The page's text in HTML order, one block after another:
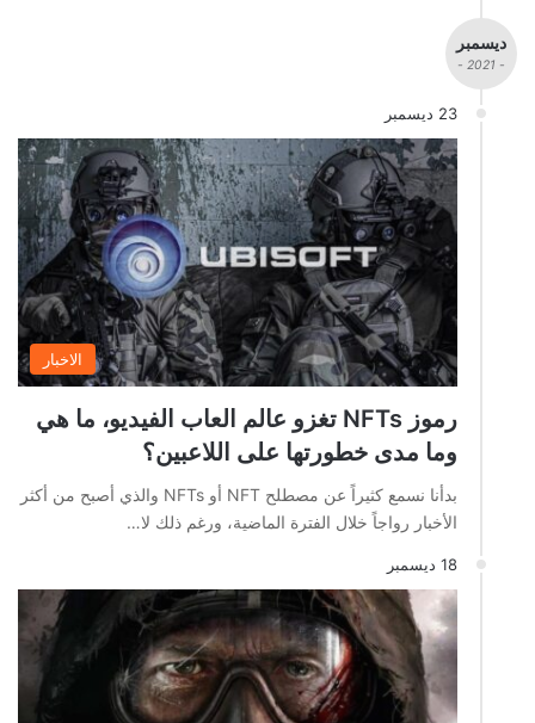
ديسمبر
- 2021 -
23 ديسمبر
الاخبار
رموز NFTs تغزو عالم العاب الفيديو، ما هي
وما مدى خطورتها على اللاعبين؟
بدأنا نسمع كثيراً عن مصطلح NFT أو NFTs والذي أصبح من أكثر
الأخبار رواجاً خلال الفترة الماضية، ورغم ذلك لا…
18 ديسمبر